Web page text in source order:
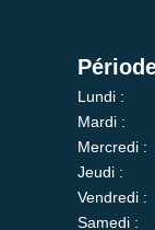
Lundi :
Mardi :
Mercredi :
Jeudi :
Vendredi :
Samedi :